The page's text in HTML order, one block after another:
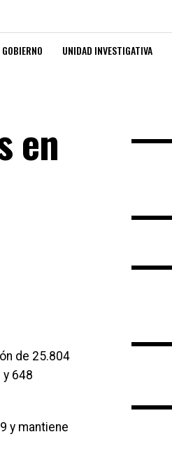
UNIDAD INVESTIGATIVA
en
de 25.804
648
y mantiene